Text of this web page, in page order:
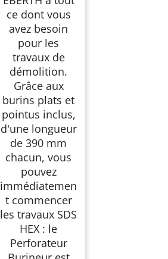
ce dont vous
avez besoin
pour les
travaux de
démolition.
Grâce aux
burins plats et
pointus inclus,
d'une longueur
de 390 mm
chacun, vous
pouvez
immédiatemen
t commencer
les travaux SDS
HEX : le
Perforateur